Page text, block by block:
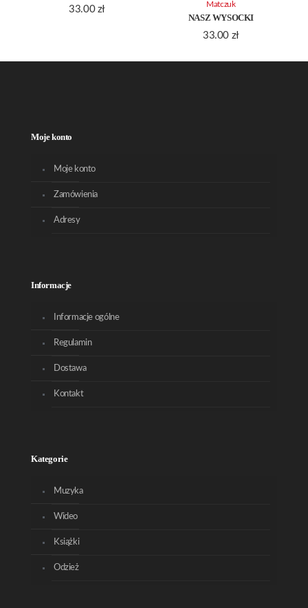
33.00 zł
NASZ WYSOCKI
33.00 zł
Matczuk
Moje konto
Moje konto
Zamówienia
Adresy
Informacje
Informacje ogólne
Regulamin
Dostawa
Kontakt
Kategorie
Muzyka
Wideo
Książki
Odzież